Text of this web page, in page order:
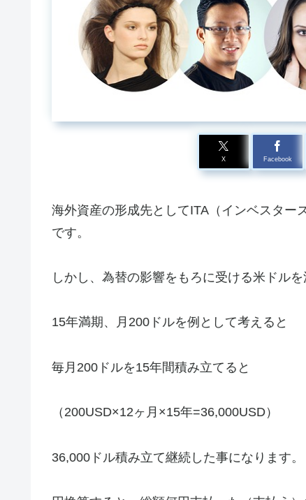
X Facebook
海外資産の形成先としてITA（インベスター
です。
しかし、為替の影響をもろに受ける米ドル
15年満期、月200ドルを例として考えると
毎月200ドルを15年間積み立てると
（200USD×12ヶ月×15年=36,000USD）
36,000ドル積み立て継続した事になります。